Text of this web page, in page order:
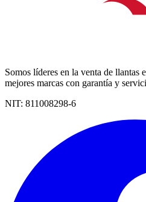
Somos líderes en la venta de llantas
mejores marcas con garantía y
NIT: 811008298-6